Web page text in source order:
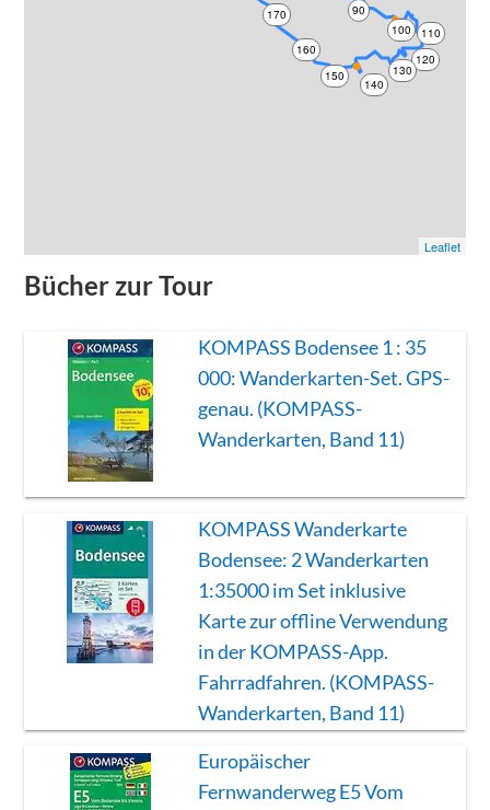
90
100
110
120
130
140
150
160
170
Leaflet
Bücher zur Tour
KOMPASS Bodensee 1 : 35
000: Wanderkarten-Set. GPS-
genau. (KOMPASS-
Wanderkarten, Band 11)
KOMPASS Wanderkarte
Bodensee: 2 Wanderkarten
1:35000 im Set inklusive
Karte zur offline Verwendung
in der KOMPASS-App.
Fahrradfahren. (KOMPASS-
Wanderkarten, Band 11)
Europäischer
Fernwanderweg E5 Vom